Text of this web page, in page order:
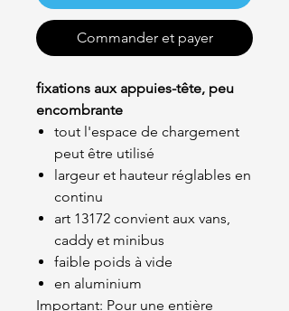
Commander et payer
fixations aux appuies-tête, peu
encombrante
tout l'espace de chargement
peut être utilisé
largeur et hauteur réglables en
continu
art 13172 convient aux vans,
caddy et minibus
faible poids à vide
en aluminium
Important: Pour une entière